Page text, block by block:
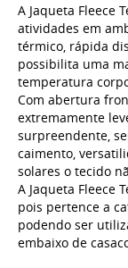
A Jaqueta Fleece
atividades em
térmico, rápida
possibilita uma
temperatura
Com abertura
extremamente
surpreendente,
caimento,
solares o tecido
A Jaqueta Fleece
pois pertence a
podendo ser
embaixo de